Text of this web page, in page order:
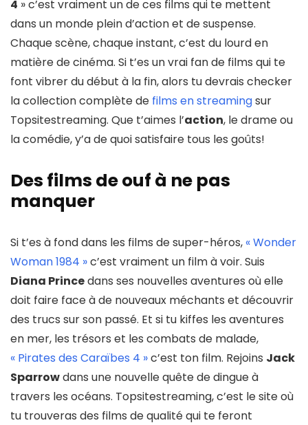
4 » c’est vraiment un de ces films qui te mettent
dans un monde plein d’action et de suspense.
Chaque scène, chaque instant, c’est du lourd en
matière de cinéma. Si t’es un vrai fan de films qui te
font vibrer du début à la fin, alors tu devrais checker
la collection complète de films en streamingsur
Topsitestreaming. Que t’aimes l’action, le drame ou
la comédie, y’a de quoi satisfaire tous les goûts!
Des films de ouf à ne pas
manquer
Si t’es à fond dans les films de super-héros, « Wonder
Woman 1984 »c’est vraiment un film à voir. Suis
Diana Princedans ses nouvelles aventures où elle
doit faire face à de nouveaux méchants et découvrir
des trucs sur son passé. Et si tu kiffes les aventures
en mer, les trésors et les combats de malade,
« Pirates des Caraïbes 4 »c’est ton film. Rejoins Jack
Sparrowdans une nouvelle quête de dingue à
travers les océans. Topsitestreaming, c’est le site où
tu trouveras des films de qualité qui te feront